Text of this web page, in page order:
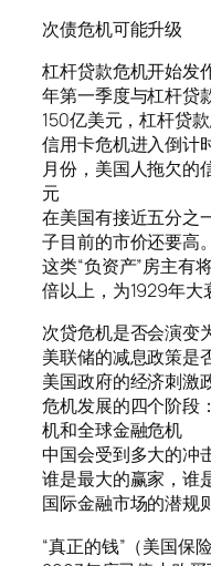
次债危机可能升级
杠杆贷款危机开始发
年第一季度与杠杆贷
150亿美元，杠杆贷
信用卡危机进入倒计
月份，美国人拖欠的
元
在美国有接近五分之
子目前的市价还要高
这类“负资产”房主有
倍以上，为1929年
次贷危机是否会演变
美联储的减息政策是
美国政府的经济刺激
危机发展的四个阶段
机和全球金融危机
中国会受到多大的冲
谁是最大的赢家，谁
国际金融市场的潜规
“真正的钱”（美国保